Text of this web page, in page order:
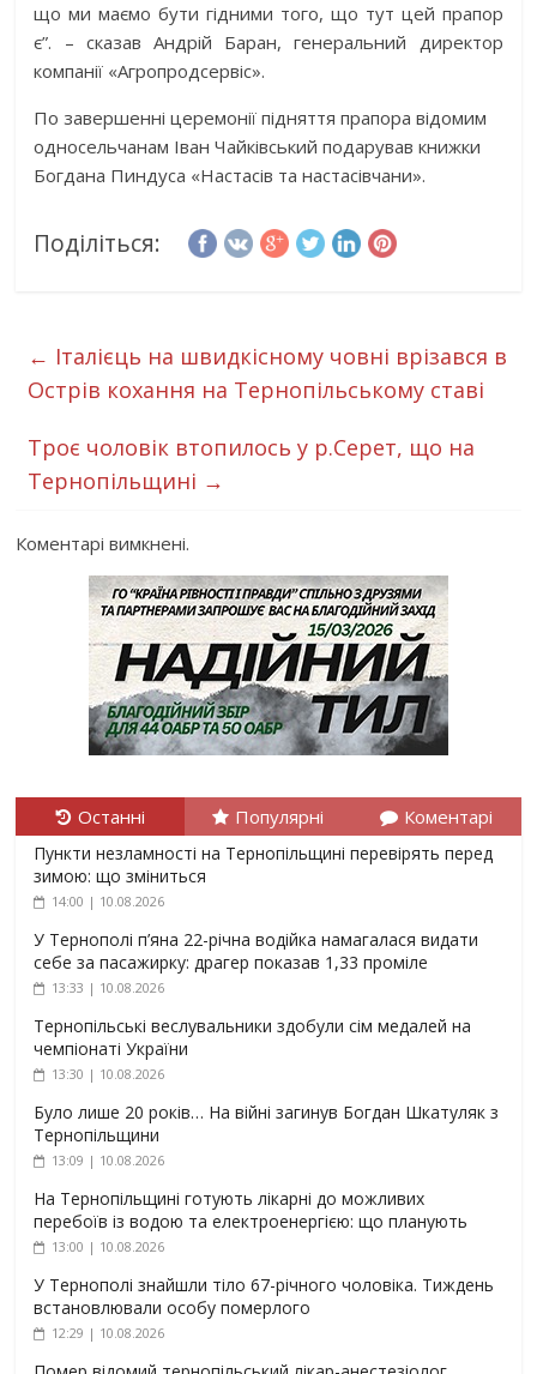
що ми маємо бути гідними того, що тут цей прапор
є”. – сказав Андрій Баран, генеральний директор
компанії «Агропродсервіс».
По завершенні церемонії підняття прапора відомим
односельчанам Іван Чайківський подарував книжки
Богдана Пиндуса «Настасів та настасівчани».
Поділіться:
← Італієць на швидкісному човні врізався в
Острів кохання на Тернопільському ставі
Троє чоловік втопилось у р.Серет, що на
Тернопільщині →
Коментарі вимкнені.
Останні Популярні Коментарі
Пункти незламності на Тернопільщині перевірять перед
зимою: що зміниться
14:00 | 10.08.2026
У Тернополі п’яна 22-річна водійка намагалася видати
себе за пасажирку: драгер показав 1,33 проміле
13:33 | 10.08.2026
Тернопільські веслувальники здобули сім медалей на
чемпіонаті України
13:30 | 10.08.2026
Було лише 20 років… На війні загинув Богдан Шкатуляк з
Тернопільщини
13:09 | 10.08.2026
На Тернопільщині готують лікарні до можливих
перебоїв із водою та електроенергією: що планують
13:00 | 10.08.2026
У Тернополі знайшли тіло 67-річного чоловіка. Тиждень
встановлювали особу померлого
12:29 | 10.08.2026